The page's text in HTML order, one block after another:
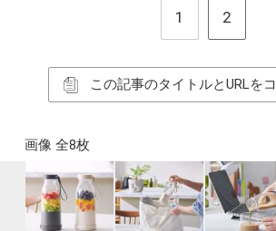
1 2
この記事のタイトルとURLを
画像 全8枚